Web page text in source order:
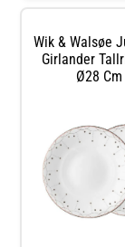
Wik & Walsøe
Girlander
Ø28